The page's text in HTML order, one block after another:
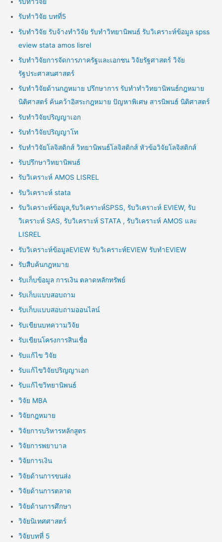
รับทำวิจัย บทที่5
รับทำวิจัย รับจ้างทำวิจัย รับทำวิทยานิพนธ์ รับวิเคราะห์ข้อมูล spss
eview stata amos lisrel
รับทำวิจัยการจัดการภาครัฐและเอกชน วิจัยรัฐศาสตร์ วิจัย
รัฐประศาสนศาสตร์
รับทำวิจัยด้านกฎหมาย ปรึกษาการ รับทำทำวิทยานิพนธ์กฎหมาย
นิติศาสตร์ ค้นคว้าอิสระกฎหมาย ปัญหาพิเศษ สารนิพนธ์ นิติศาสตร์
รับทำวิจัยปริญญาเอก
รับทำวิจัยปริญญาโท
รับทำวิจัยโลจิสติกส์ วิทยานิพนธ์โลจิสติกส์ หัวข้อวิจัยโลจิสติกส์
รับปรึกษาวิทยานิพนธ์
รับวิเคราะห์ AMOS LISREL
รับวิเคราะห์ stata
รับวิเคราะห์ข้อมูล,รับวิเคราะห์SPSS, รับวิเคราะห์ EVIEW, รับ
วิเคราะห์ SAS, รับวิเคราะห์ STATA , รับวิเคราะห์ AMOS และ
LISREL
รับวิเคราะห์ข้อมูลEVIEW รับวิเคราะห์EVIEW รับทำEVIEW
รับสืบค้นกฎหมาย
รับเก็บข้อมูล การเงิน ตลาดหลักทรัพย์
รับเก็บแบบสอบถาม
รับเก็บแบบสอบถามออนไลน์
รับเขียนบทความวิจัย
รับเขียนโครงการสินเชื่อ
รับแก้ไข วิจัย
รับแก้ไขวิจัยปริญญาเอก
รับแก้ไขวิทยานิพนธ์
วิจัย MBA
วิจัยกฎหมาย
วิจัยการบริหารหลักสูตร
วิจัยการพยาบาล
วิจัยการเงิน
วิจัยด้านการขนส่ง
วิจัยด้านการตลาด
วิจัยด้านการศึกษา
วิจัยนิเทศศาสตร์
วิจัยบทที่ 5